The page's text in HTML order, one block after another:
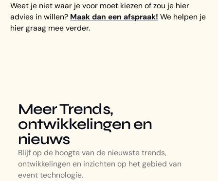
Weet je niet waar je voor moet kiezen of zou je hier
advies in willen? Maak dan een afspraak! We helpen je
hier graag mee verder.
Meer Trends,
ontwikkelingen en
nieuws
Blijf op de hoogte van de nieuwste trends,
ontwikkelingen en inzichten op het gebied van
event technologie.